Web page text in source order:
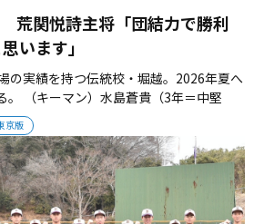
京版
関悦詩主将「団結力で勝利
います」
の実績を持つ伝統校・堀越。2026年夏へ
。 （キーマン）水島蒼貴（3年＝中堅
負強い打撃をみせた左の好打者。１番
田中蓮珠（2年＝一塁手）中学時代は陸
録を持つ異色の強打者で、未知なる可